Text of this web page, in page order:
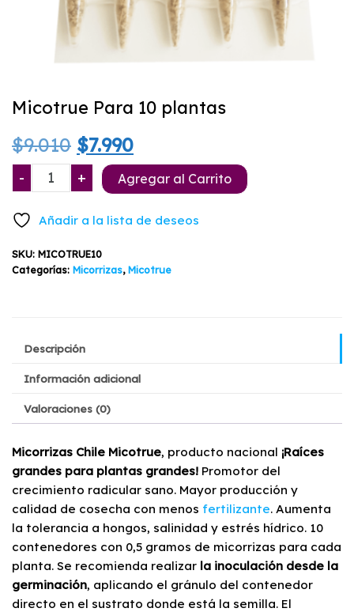
Micotrue Para 10 plantas
$9.010 El
precio
$9.010.
$7.990El
precio
$7.990.
-
Micotrue
Para
plantas
cantidad
+ Agregar al Carrito
Añadir a la lista de deseos
SKU: MICOTRUE10
Categorías: Micorrizas,Micotrue
Descripción
Información adicional
Valoraciones (0)
Micorrizas Chile Micotrue, producto nacional ¡Raíces
grandes para plantas grandes! Promotor del
crecimiento radicular sano. Mayor producción y
calidad de cosecha con menos fertilizante. Aumenta
la tolerancia a hongos, salinidad y estrés hídrico. 10
contenedores con 0,5 gramos de micorrizas para cada
planta. Se recomienda realizar la inoculación desde la
germinación, aplicando el gránulo del contenedor
directo en el sustrato donde está la semilla. El